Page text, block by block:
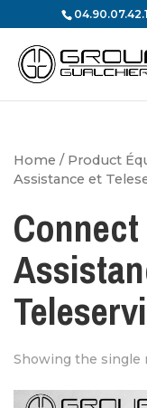
Recherche
de
produits
Home / Product
Assistance et
Showing the single